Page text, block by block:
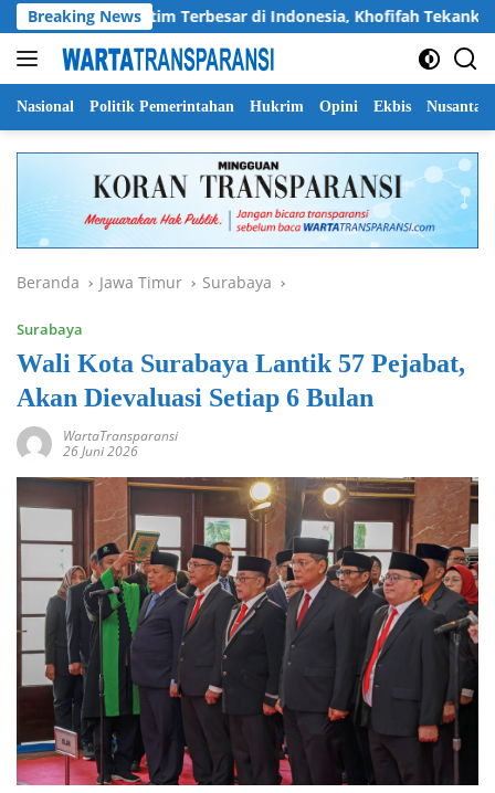
Langsung
ke
konten
Breaking News
Jatim Terbesar di Indonesia, Khofifah Tekankan
Nasional Politik Pemerintahan Hukrim Opini Ekbis Nusantara
Beranda Jawa Timur Surabaya
Surabaya
Wali Kota Surabaya Lantik 57 Pejabat,
Akan Dievaluasi Setiap 6 Bulan
WartaTransparansi
26 Juni 2026